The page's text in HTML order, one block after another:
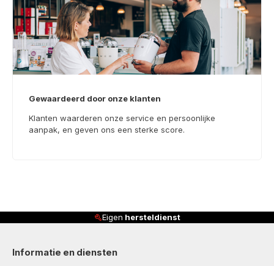
Gewaardeerd door onze klanten
Klanten waarderen onze service en persoonlijke
aanpak, en geven ons een sterke score.
hersteldienst
Informatie en diensten